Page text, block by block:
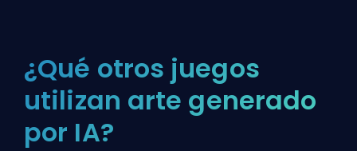
¿Qué otros juegos
utilizan arte generado
por IA?